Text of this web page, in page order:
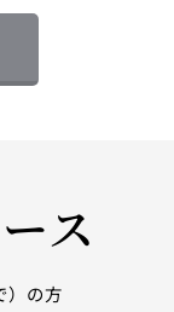
ス
）の方